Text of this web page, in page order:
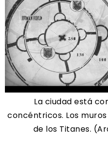
La ciudad está
concéntricos. Los
de los Titanes.